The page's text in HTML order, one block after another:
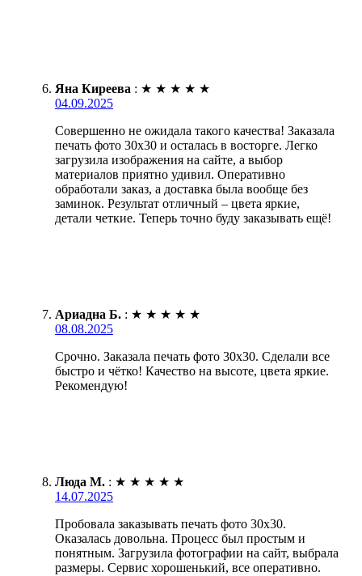
Яна Киреева : ★ ★ ★ ★ ★
04.09.2025
Совершенно не ожидала такого качества! Заказала
печать фото 30х30 и осталась в восторге. Легко
загрузила изображения на сайте, а выбор
материалов приятно удивил. Оперативно
обработали заказ, а доставка была вообще без
заминок. Результат отличный – цвета яркие,
детали четкие. Теперь точно буду заказывать ещё!
Ариадна Б. : ★ ★ ★ ★ ★
08.08.2025
Срочно. Заказала печать фото 30х30. Сделали все
быстро и чётко! Качество на высоте, цвета яркие.
Рекомендую!
Люда М. : ★ ★ ★ ★ ★
14.07.2025
Пробовала заказывать печать фото 30х30.
Оказалась довольна. Процесс был простым и
понятным. Загрузила фотографии на сайт, выбрала
размеры. Сервис хорошенький, все оперативно.